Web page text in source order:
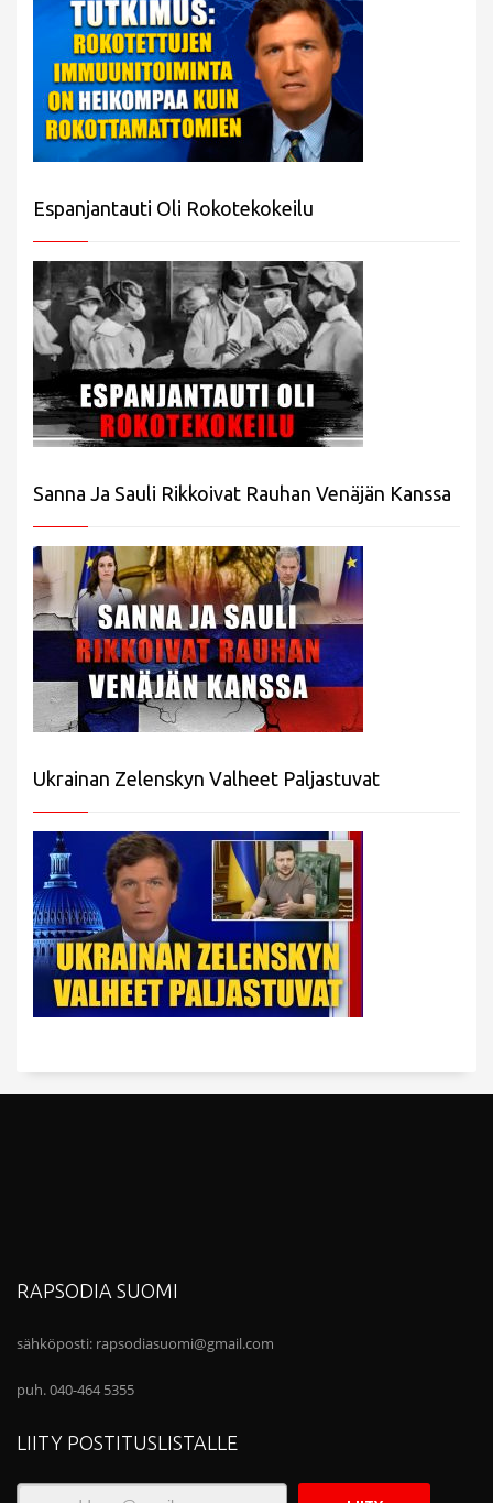
Espanjantauti Oli Rokotekokeilu
Sanna Ja Sauli Rikkoivat Rauhan Venäjän Kanssa
Ukrainan Zelenskyn Valheet Paljastuvat
RAPSODIA SUOMI
sähköposti: rapsodiasuomi@gmail.com
puh. 040-464 5355
LIITY POSTITUSLISTALLE